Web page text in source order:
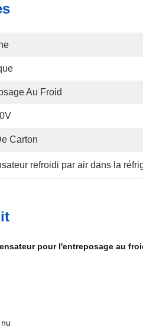
Au Froid
Carton
refroidi par air dans la
pour l'entreposage au